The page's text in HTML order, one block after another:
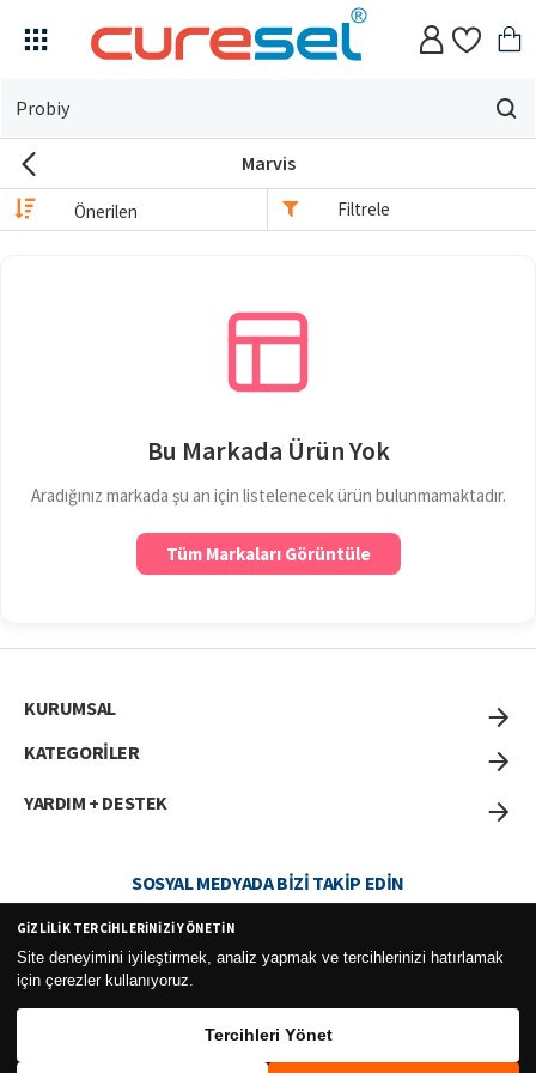
Evin
için
arıyorsun?
Marvis
Filtrele
Bu Markada Ürün Yok
Aradığınız markada şu an için listelenecek ürün bulunmamaktadır.
Tüm Markaları Görüntüle
KURUMSAL
KATEGORİLER
YARDIM + DESTEK
SOSYAL MEDYADA BIZI TAKIP EDIN
GIZLILIK TERCIHLERINIZI YÖNETIN
Site deneyimini iyileştirmek, analiz yapmak ve tercihlerinizi hatırlamak
için çerezler kullanıyoruz.
Tercihleri Yönet